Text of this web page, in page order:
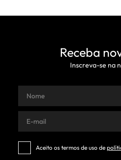
Receba
Inscreva-se na
Aceito os termos de uso de